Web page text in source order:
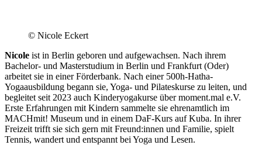
© Nicole Eckert
Nicole ist in Berlin geboren und aufgewachsen. Nach ihrem
Bachelor- und Masterstudium in Berlin und Frankfurt (Oder)
arbeitet sie in einer Förderbank. Nach einer 500h-Hatha-
Yogaausbildung begann sie, Yoga- und Pilateskurse zu leiten, und
begleitet seit 2023 auch Kinderyogakurse über moment.mal e.V.
Erste Erfahrungen mit Kindern sammelte sie ehrenamtlich im
MACHmit! Museum und in einem DaF-Kurs auf Kuba. In ihrer
Freizeit trifft sie sich gern mit Freund:innen und Familie, spielt
Tennis, wandert und entspannt bei Yoga und Lesen.